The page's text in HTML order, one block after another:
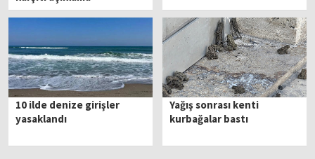
10 ilde denize girişler
yasaklandı
Yağış sonrası kenti
kurbağalar bastı